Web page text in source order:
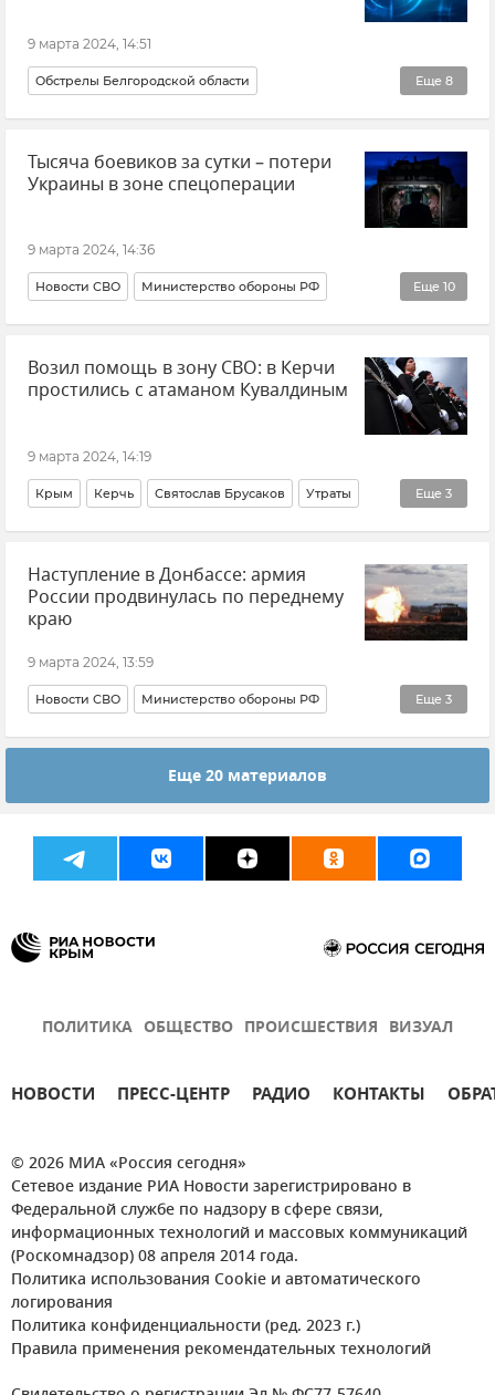
9 марта 2024, 14:51
Еще 8
Обстрелы Белгородской области
Белгородская область Беспилотник (БПЛА, дрон)
Министерство обороны РФ Обстрелы ВСУ
Происшествия Вячеслав Гладков
Тысяча боевиков за сутки – потери
Украины в зоне спецоперации
9 марта 2024, 14:36
Еще 10
Новости СВО Министерство обороны РФ
Вооруженные силы России
ВСУ (Вооруженные силы Украины) Потери ВСУ
События в Донбассе Херсонская область
Днепропетровская область
Возил помощь в зону СВО: в Керчи
простились с атаманом Кувалдиным
9 марта 2024, 14:19
Еще 3
Крым Керчь Святослав Брусаков Утраты
Общество казачество
Патриотическое воспитание
Наступление в Донбассе: армия
России продвинулась по переднему
краю
9 марта 2024, 13:59
Еще 3
Новости СВО Министерство обороны РФ
Ситуация в Донбассе: новости и комментарии
Вооруженные силы России
Еще 20 материалов
ПОЛИТИКА ОБЩЕСТВО ПРОИСШЕСТВИЯ ВИЗУАЛ
НОВОСТИ ПРЕСС-ЦЕНТР РАДИО КОНТАКТЫ
© 2026 МИА «Россия сегодня»
Сетевое издание РИА Новости зарегистрировано в
Федеральной службе по надзору в сфере связи,
информационных технологий и массовых коммуникаций
(Роскомнадзор) 08 апреля 2014 года.
Политика использования Cookie и автоматического
логирования
Политика конфиденциальности (ред. 2023 г.)
Правила применения рекомендательных технологий